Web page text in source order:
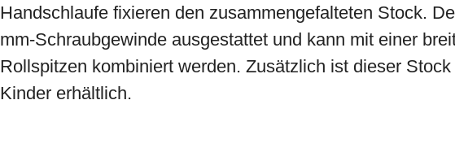
Handschlaufe fixieren den zusammengefalteten Stock.
mm-Schraubgewinde ausgestattet und kann mit einer
Rollspitzen kombiniert werden. Zusätzlich ist dieser
Kinder erhältlich.